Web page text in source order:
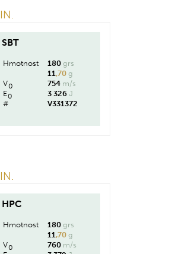
SBT
Hmotnost 180 grs
11,70 g
V0 754 m/s
E0 3 326 J
#
V331372
HPC
Hmotnost 180 grs
11,70 g
V0 760 m/s